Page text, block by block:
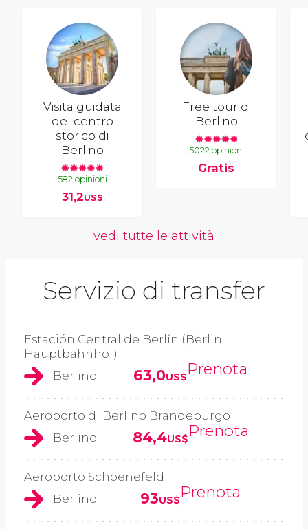
Visita guidata
del centro
storico di
Berlino
582 opinioni
31,2US$
Free tour di
Berlino
5022 opinioni
Gratis
vedi tutte le attività
Servizio di transfer
Estación Central de Berlín (Berlin
Hauptbahnhof)
Berlino
63,0US$Prenota
Aeroporto di Berlino Brandeburgo
Berlino
84,4US$Prenota
Aeroporto Schoenefeld
Berlino
93US$Prenota